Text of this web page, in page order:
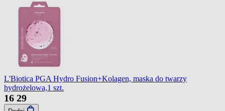
L'Biotica PGA Hydro Fusion+Kolagen, maska do twarzy
hydrożelowa,1 szt.
16 29